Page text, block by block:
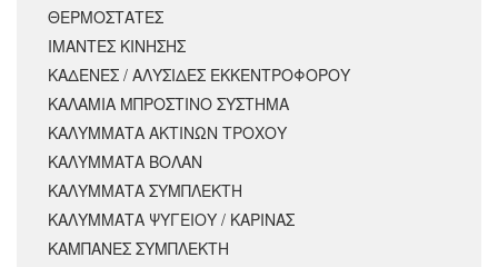
ΘΕΡΜΟΣΤΑΤΕΣ
ΙΜΑΝΤΕΣ ΚΙΝΗΣΗΣ
ΚΑΔΕΝΕΣ / ΑΛΥΣΙΔΕΣ ΕΚΚΕΝΤΡΟΦΟΡΟΥ
ΚΑΛΑΜΙΑ ΜΠΡΟΣΤΙΝΟ ΣΥΣΤΗΜΑ
ΚΑΛΥΜΜΑΤΑ ΑΚΤΙΝΩΝ ΤΡΟΧΟΥ
ΚΑΛΥΜΜΑΤΑ ΒΟΛΑΝ
ΚΑΛΥΜΜΑΤΑ ΣΥΜΠΛΕΚΤΗ
ΚΑΛΥΜΜΑΤΑ ΨΥΓΕΙΟΥ / ΚΑΡΙΝΑΣ
ΚΑΜΠΑΝΕΣ ΣΥΜΠΛΕΚΤΗ